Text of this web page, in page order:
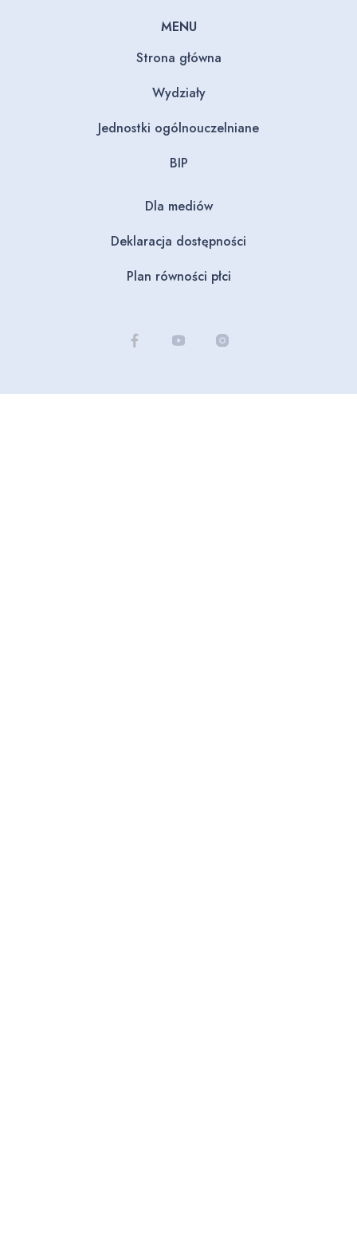
MENU
Strona główna
Wydziały
Jednostki ogólnouczelniane
BIP
Dla mediów
Deklaracja dostępności
Plan równości płci